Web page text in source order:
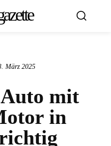
März 2025
mit
in